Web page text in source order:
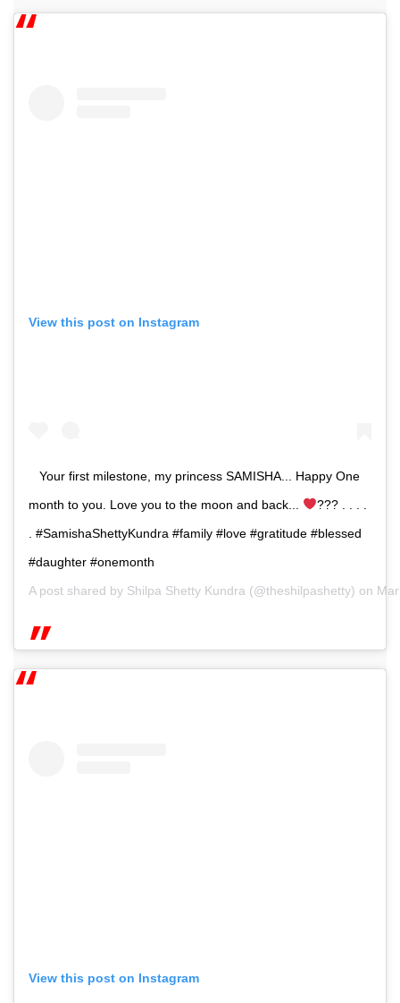
View this post on Instagram
Your first milestone, my princess SAMISHA... Happy One
month to you. Love you to the moon and back...
??? . . . .
. #SamishaShettyKundra #family #love #gratitude #blessed
#daughter #onemonth
A post shared by Shilpa Shetty Kundra (@theshilpashetty) on
View this post on Instagram